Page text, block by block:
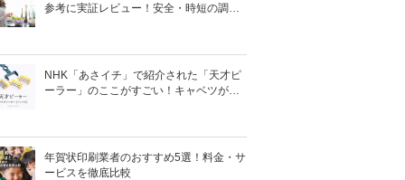
参考に実証レビュー！安全・時短の調理
NHK「あさイチ」で紹介された「天才ピ
ーラー」のここがすごい！キャベツがほ
年賀状印刷業者のおすすめ5選！料金・サ
ービスを徹底比較